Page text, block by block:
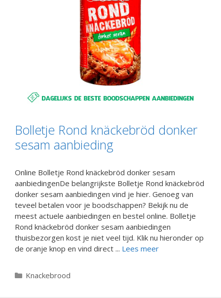
Bolletje Rond knäckebröd donker
sesam aanbieding
Online Bolletje Rond knäckebröd donker sesam
aanbiedingenDe belangrijkste Bolletje Rond knäckebröd
donker sesam aanbiedingen vind je hier. Genoeg van
teveel betalen voor je boodschappen? Bekijk nu de
meest actuele aanbiedingen en bestel online. Bolletje
Rond knäckebröd donker sesam aanbiedingen
thuisbezorgen kost je niet veel tijd. Klik nu hieronder op
de oranje knop en vind direct ... Lees meer
Categorieën
Knackebrood